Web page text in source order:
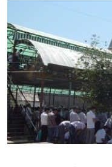
ДАНИСТЕ
ЭЖЕ-СИҢДИЛЕР
АЗАТТЫК+
ЫҢГАЙСЫЗ СУРООЛОР
ОНЛАЙН ШЕРИНЕ
ЭЕ/АРнун бардык